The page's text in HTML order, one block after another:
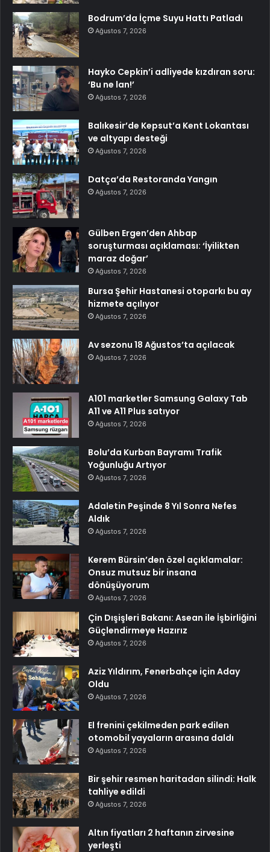
Bodrum’da İçme Suyu Hattı Patladı
Ağustos 7, 2026
Hayko Cepkin’i adliyede kızdıran soru:
‘Bu ne lan!’
Ağustos 7, 2026
Balıkesir’de Kepsut’a Kent Lokantası
ve altyapı desteği
Ağustos 7, 2026
Datça’da Restoranda Yangın
Ağustos 7, 2026
Gülben Ergen’den Ahbap
soruşturması açıklaması: ‘İyilikten
maraz doğar’
Ağustos 7, 2026
Bursa Şehir Hastanesi otoparkı bu ay
hizmete açılıyor
Ağustos 7, 2026
Av sezonu 18 Ağustos’ta açılacak
Ağustos 7, 2026
A101 marketler Samsung Galaxy Tab
A11 ve A11 Plus satıyor
Ağustos 7, 2026
Bolu’da Kurban Bayramı Trafik
Yoğunluğu Artıyor
Ağustos 7, 2026
Adaletin Peşinde 8 Yıl Sonra Nefes
Aldık
Ağustos 7, 2026
Kerem Bürsin’den özel açıklamalar:
Onsuz mutsuz bir insana
dönüşüyorum
Ağustos 7, 2026
Çin Dışişleri Bakanı: Asean ile İşbirliğini
Güçlendirmeye Hazırız
Ağustos 7, 2026
Aziz Yıldırım, Fenerbahçe için Aday
Oldu
Ağustos 7, 2026
El frenini çekilmeden park edilen
otomobil yayaların arasına daldı
Ağustos 7, 2026
Bir şehir resmen haritadan silindi: Halk
tahliye edildi
Ağustos 7, 2026
Altın fiyatları 2 haftanın zirvesine
yerleşti